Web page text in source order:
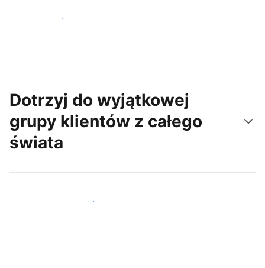
Rozpocznij już dziś
Dotrzyj do wyjątkowej
grupy klientów z całego
świata
Dotrzyj do nowych gości już dziś